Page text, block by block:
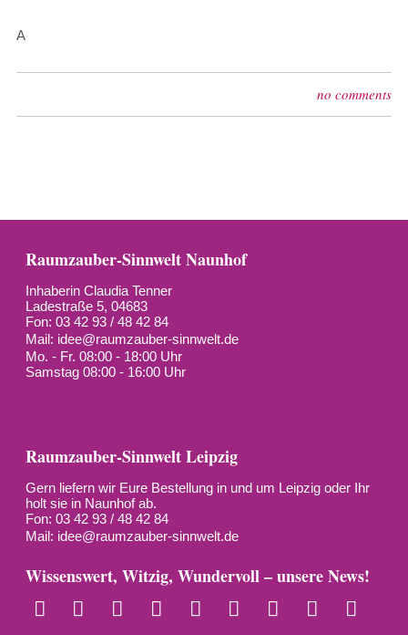
A
no comments
Raumzauber-Sinnwelt Naunhof
Inhaberin Claudia Tenner
Ladestraße 5, 04683
Fon: 03 42 93 / 48 42 84
Mail: idee@raumzauber-sinnwelt.de
Mo. - Fr. 08:00 - 18:00 Uhr
Samstag 08:00 - 16:00 Uhr
Raumzauber-Sinnwelt Leipzig
Gern liefern wir Eure Bestellung in und um Leipzig oder Ihr
holt sie in Naunhof ab.
Fon: 03 42 93 / 48 42 84
Mail: idee@raumzauber-sinnwelt.de
Wissenswert, Witzig, Wundervoll – unsere News!